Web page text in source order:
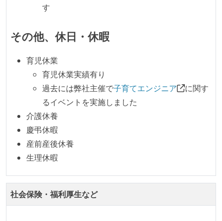
す
その他、休日・休暇
育児休業
育児休業実績有り
過去には弊社主催で子育てエンジニア
に関す
るイベントを実施しました
介護休養
慶弔休暇
産前産後休養
生理休暇
社会保険・福利厚生など